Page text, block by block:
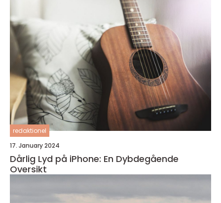
redaktionel
17. January 2024
Dårlig Lyd på iPhone: En Dybdegående
Oversikt